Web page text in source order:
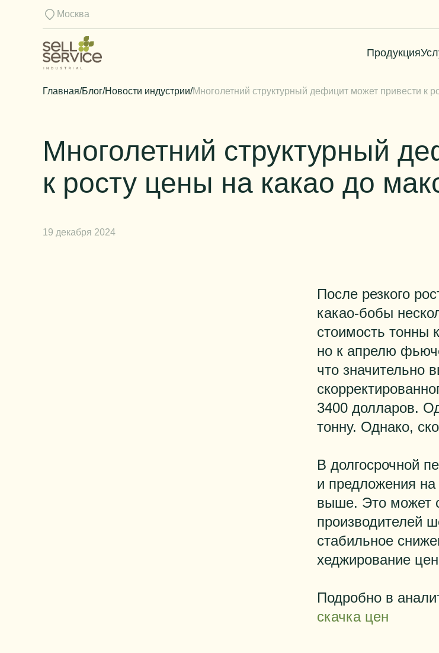
Москва
Продукция
Главная/Блог/Новости индустрии/Многолетний структурный дефицит может привести к
Многолетний структурный
к росту цены на какао до
19 декабря 2024
После резкого
какао-бобы
стоимость тонны
но к апрелю
что значительно
3400 долларов.
тонну. Однако,
В долгосрочной
и предложения
выше. Это может
производителей
стабильное
хеджирование
Подробно в
скачка цен